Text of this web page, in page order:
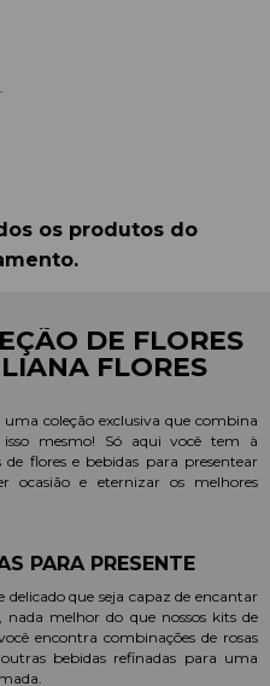
os produtos do
DE FLORES
FLORES
coleção exclusiva que combina
mesmo! Só aqui você tem à
de flores e bebidas para presentear
ocasião e eternizar os melhores
PARA PRESENTE
que seja capaz de encantar
melhor do que nossos kits de
encontra combinações de rosas
bebidas refinadas para uma